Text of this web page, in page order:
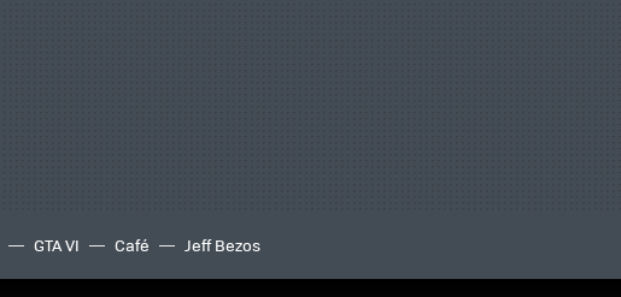
GTA VI Café Jeff Bezos